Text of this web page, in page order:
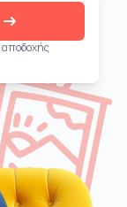
αποδοχής